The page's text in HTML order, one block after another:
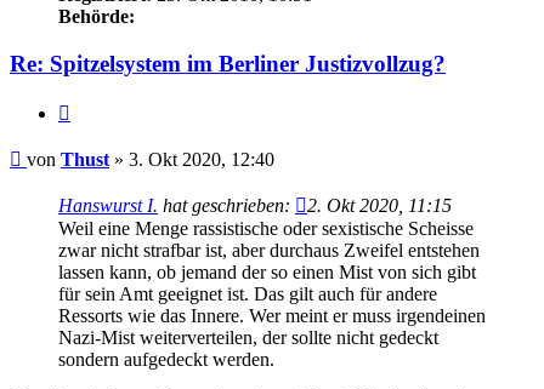
Behörde:
Re: Spitzelsystem im Berliner Justizvollzug?
Beitrag
von Thust » 3. Okt 2020, 12:40
Hanswurst I. hat geschrieben:
2. Okt 2020, 11:15
Weil eine Menge rassistische oder sexistische Scheisse
zwar nicht strafbar ist, aber durchaus Zweifel entstehen
lassen kann, ob jemand der so einen Mist von sich gibt
für sein Amt geeignet ist. Das gilt auch für andere
Ressorts wie das Innere. Wer meint er muss irgendeinen
Nazi-Mist weiterverteilen, der sollte nicht gedeckt
sondern aufgedeckt werden.